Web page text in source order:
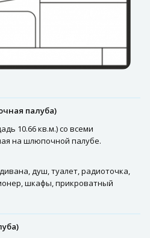
палуба)
10.66 кв.м.) со всеми
на шлюпочной палубе.
душ, туалет, радиоточка,
шкафы, прикроватный